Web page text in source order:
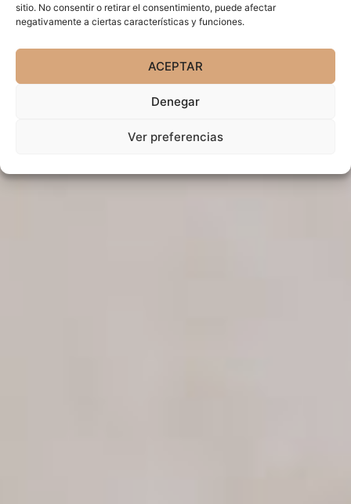
sitio. No consentir o retirar el consentimiento, puede afectar
negativamente a ciertas características y funciones.
ACEPTAR
Denegar
Ver preferencias